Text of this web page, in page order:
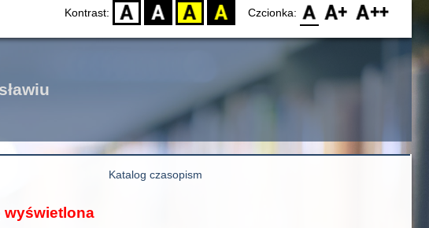
Kontrast: D BW YB BY Czcionka: F0 F1 F2
Katalog czasopism
wyświetlona